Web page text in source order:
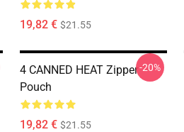
19,82 € $21.55
4 CANNED HEAT Zipper
Pouch
19,82 € $21.55
-20%